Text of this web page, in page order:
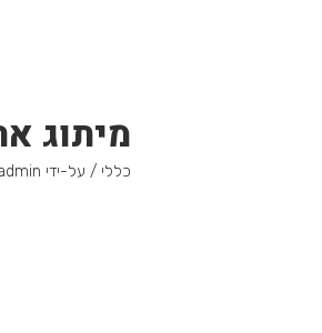
מיתוג
כללי / על-ידי